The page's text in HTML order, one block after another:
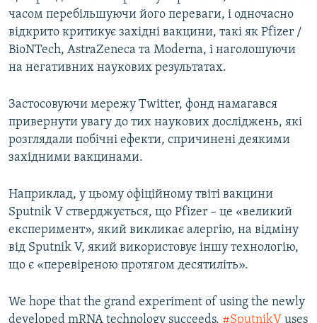
часом перебільшуючи його переваги, і одночасно
відкрито критикує західні вакцини, такі як Pfizer /
BioNTech, AstraZeneca та Moderna, і наголошуючи
на негативних наукових результатах.
Застосовуючи мережу Twitter, фонд намагався
привернути увагу до тих наукових досліджень, які
розглядали побічні ефекти, спричинені деякими
західними вакцинами.
Наприклад, у цьому офіційному твіті вакцини
Sputnik V стверджується, що Pfizer – це «великий
експеримент», який викликає алергію, на відміну
від Sputnik V, який використовує іншу технологію,
що є «перевіреною протягом десятиліть».
We hope that the grand experiment of using the newly
developed mRNA technology succeeds. #SputnikV uses